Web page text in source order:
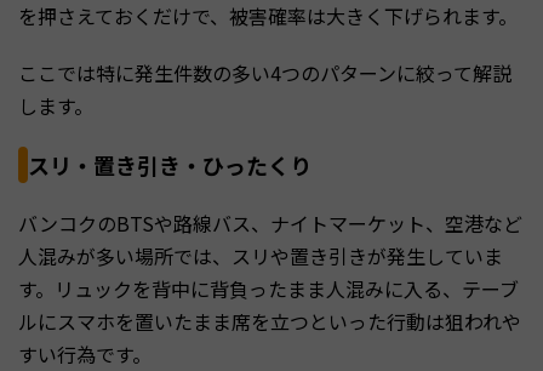
を押さえておくだけで、被害確率は大きく下げられます。
ここでは特に発生件数の多い4つのパターンに絞って解説
します。
スリ・置き引き・ひったくり
バンコクのBTSや路線バス、ナイトマーケット、空港など
人混みが多い場所では、スリや置き引きが発生していま
す。リュックを背中に背負ったまま人混みに入る、テーブ
ルにスマホを置いたまま席を立つといった行動は狙われや
すい行為です。